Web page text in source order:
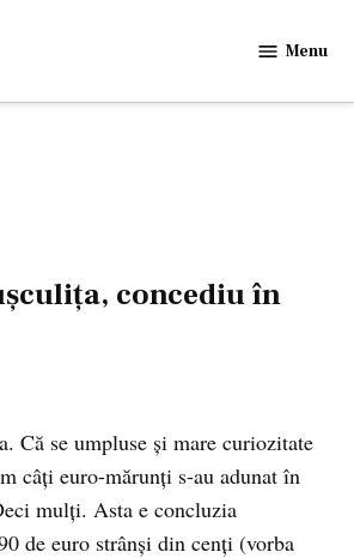
in
Menu
concediu în
Că se umpluse şi mare curiozitate
câţi euro-mărunţi s-au adunat în
mulţi. Asta e concluzia
de euro strânşi din cenţi (vorba